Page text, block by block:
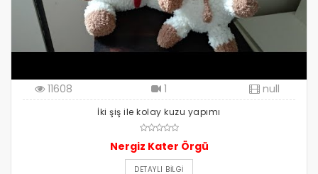
11608 1 null
İki şiş ile kolay kuzu yapımı
Nergiz Kater Örgü
DETAYLI BILGI